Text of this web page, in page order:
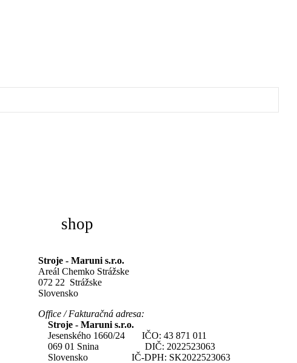
shop
Stroje - Maruni s.r.o.
Areál Chemko Strážske
072 22 Strážske
Slovensko
Office / Fakturačná adresa:
Stroje - Maruni s.r.o.
Jesenského 1660/24 IČO: 43 871 011
069 01 Snina DIČ: 2022523063
Slovensko IČ-DPH: SK2022523063